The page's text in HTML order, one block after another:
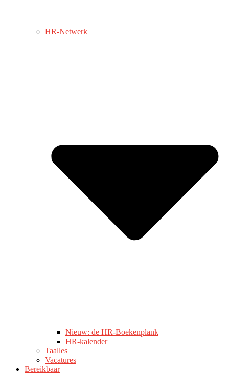
HR-Netwerk
Nieuw: de HR-Boekenplank
HR-kalender
Taalles
Vacatures
Bereikbaar